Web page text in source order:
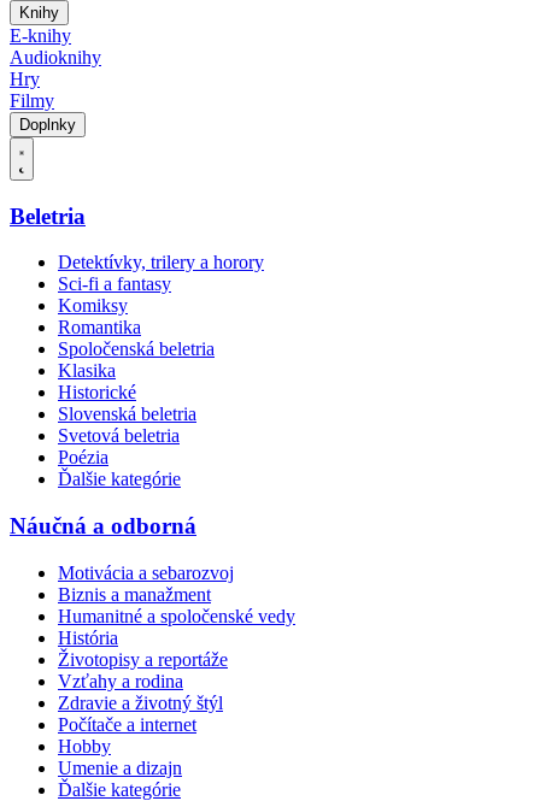
Knihy
E-knihy
Audioknihy
Hry
Filmy
Doplnky
Beletria
Detektívky, trilery a horory
Sci-fi a fantasy
Komiksy
Romantika
Spoločenská beletria
Klasika
Historické
Slovenská beletria
Svetová beletria
Poézia
Ďalšie kategórie
Náučná a odborná
Motivácia a sebarozvoj
Biznis a manažment
Humanitné a spoločenské vedy
História
Životopisy a reportáže
Vzťahy a rodina
Zdravie a životný štýl
Počítače a internet
Hobby
Umenie a dizajn
Ďalšie kategórie